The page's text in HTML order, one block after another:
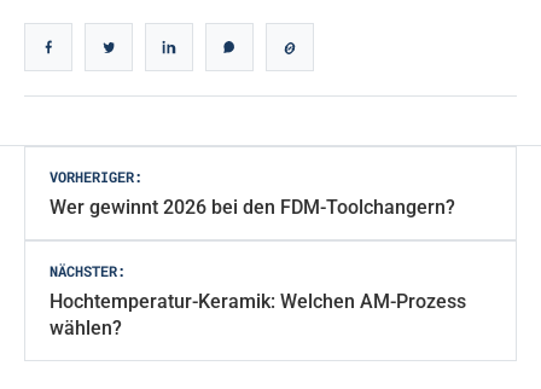
Beitragsnavigation
VORHERIGER:
Wer gewinnt 2026 bei den FDM-Toolchangern?
NÄCHSTER:
Hochtemperatur-Keramik: Welchen AM-Prozess
wählen?